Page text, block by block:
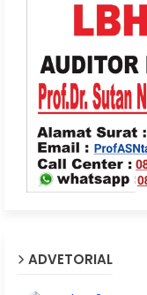
ADVETORIAL